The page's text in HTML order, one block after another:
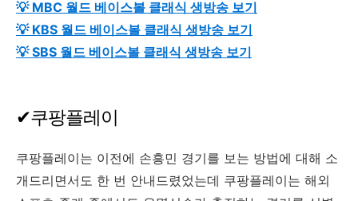
💡 MBC 월드 베이스볼 클래식 생방송 보기
💡KBS 월드 베이스볼 클래식 생방송 보기
💡SBS 월드 베이스볼 클래식 생방송 보기
✔쿠팡플레이
쿠팡플레이는 이전에 손흥민 경기를 보는 방법에 대해 소
개드리면서도 한 번 안내드렸었는데 쿠팡플레이는 해외